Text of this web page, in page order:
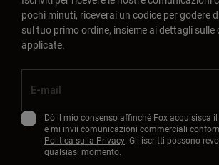
pochi minuti, riceverai un codice per godere
sul tuo primo ordine, insieme ai dettagli sulle
applicate.
Dò il mio consenso affinché Fox acquisisca
e mi invii comunicazioni commerciali
Politica sulla Privacy. Gli iscritti possono
qualsiasi momento.